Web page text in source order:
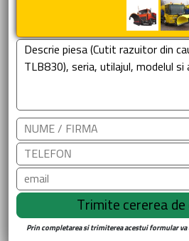
Prin completarea si trimiterea acestui formular va